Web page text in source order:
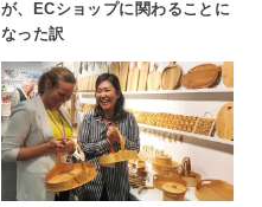
が、ECショップに関わることに
なった訳